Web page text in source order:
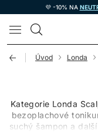
💜 -10% NA
Úvod Londa
Kategorie Londa
bezoplachové
suchý šampon a